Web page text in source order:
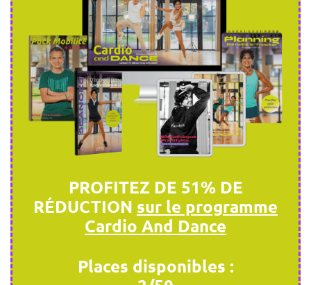
PROFITEZ DE 51% DE
RÉDUCTION sur le programme
Cardio And Dance
Places disponibles :